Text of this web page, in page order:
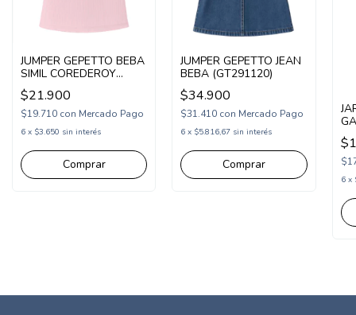
JUMPER GEPETTO BEBA
SIMIL COREDEROY
PEQUE (GT291330)
$21.900
$19.710 con Mercado Pago
6 x $3.650 sin interés
Comprar
JUMPER GEPETTO JEAN
BEBA (GT291120)
$34.900
$31.410 con Mercado Pago
6 x $5.816,67 sin interés
Comprar
6 x